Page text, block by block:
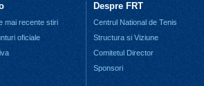
mai recente stiri
oficiale
Despre FRT
Centrul National de Tenis
Structura si Viziune
Comitetul Director
Sponsori